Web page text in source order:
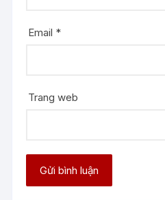
Email *
Trang web